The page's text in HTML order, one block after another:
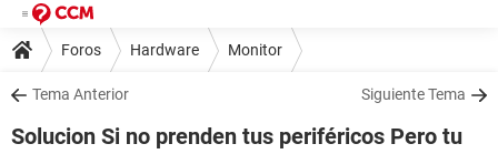
Foros Hardware Monitor
Tema Anterior Siguiente Tema
Solucion Si no prenden tus periféricos Pero tu